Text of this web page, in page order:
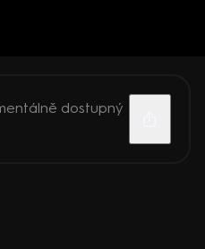
dostupný